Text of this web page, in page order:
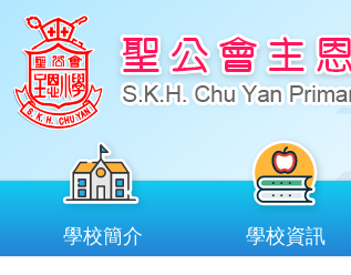
學校簡介 學校資訊